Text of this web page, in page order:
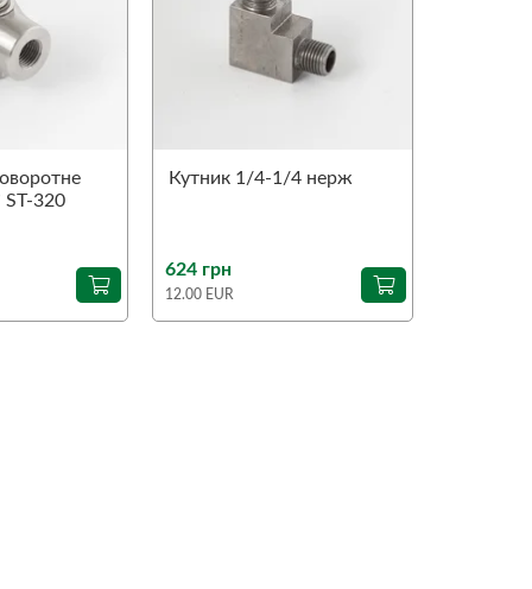
ST-320
Кутник 1/4-1/4 нерж
624 грн
12.00 EUR